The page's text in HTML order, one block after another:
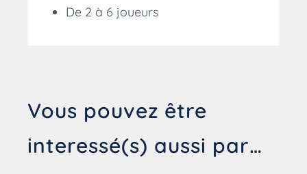
De 2 à 6 joueurs
Vous pouvez être
interessé(s) aussi par…